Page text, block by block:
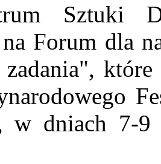
Sztuki
na Forum dla
w dniach 7-